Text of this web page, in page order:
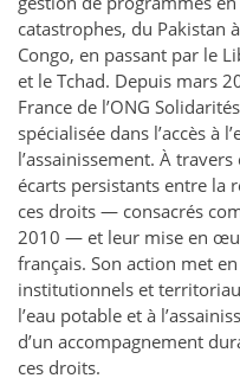
catastrophes, du Pakistan
Congo, en passant par le
et le Tchad. Depuis mars
France de l’ONG
spécialisée dans l’accès à
l’assainissement. À
écarts persistants entre la
ces droits — consacrés
2010 — et leur mise en
français. Son action met
institutionnels et
l’eau potable et à
d’un accompagnement
ces droits.